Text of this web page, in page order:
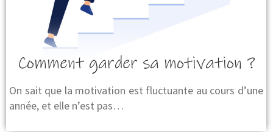
Comment garder sa motivation ?
On sait que la motivation est fluctuante au cours d’une
année, et elle n’est pas…